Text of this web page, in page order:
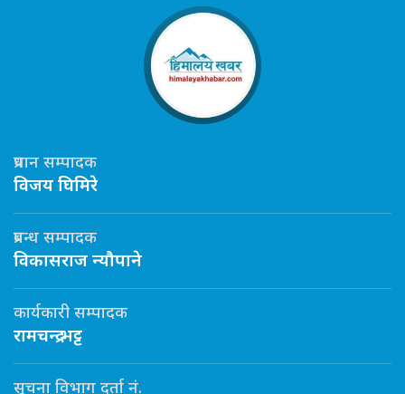
प्रधान सम्पादक
विजय घिमिरे
प्रबन्ध सम्पादक
विकासराज न्यौपाने
कार्यकारी सम्पादक
रामचन्द्र भट्ट
सूचना विभाग दर्ता नं.